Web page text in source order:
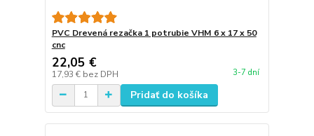
PVC Drevená rezačka 1 potrubie VHM 6 x 17 x 50
cnc
22,05 €
17,93 € bez DPH 3-7 dní
Pridať do košíka